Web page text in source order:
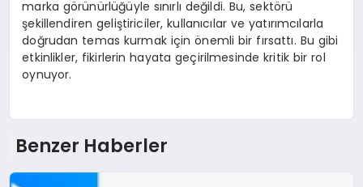
marka görünürlüğüyle sınırlı değildi. Bu, sektörü
şekillendiren geliştiriciler, kullanıcılar ve yatırımcılarla
doğrudan temas kurmak için önemli bir fırsattı. Bu gibi
etkinlikler, fikirlerin hayata geçirilmesinde kritik bir rol
oynuyor.
Benzer Haberler